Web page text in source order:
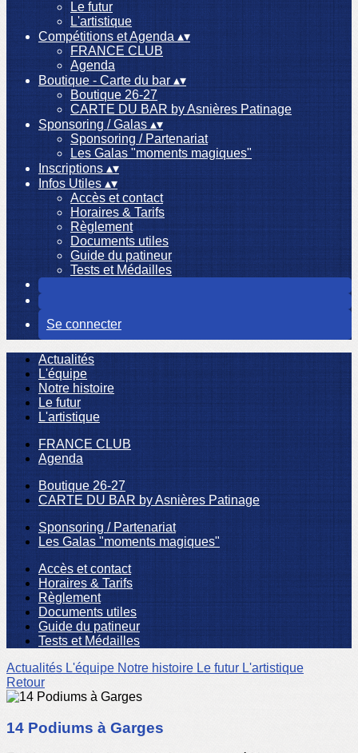
Le futur
L'artistique
Compétitions et Agenda ▴▾
FRANCE CLUB
Agenda
Boutique - Carte du bar ▴▾
Boutique 26-27
CARTE DU BAR by Asnières Patinage
Sponsoring / Galas ▴▾
Sponsoring / Partenariat
Les Galas "moments magiques"
Inscriptions ▴▾
Infos Utiles ▴▾
Accès et contact
Horaires & Tarifs
Règlement
Documents utiles
Guide du patineur
Tests et Médailles
Se connecter
Actualités
L'équipe
Notre histoire
Le futur
L'artistique
FRANCE CLUB
Agenda
Boutique 26-27
CARTE DU BAR by Asnières Patinage
Sponsoring / Partenariat
Les Galas "moments magiques"
Accès et contact
Horaires & Tarifs
Règlement
Documents utiles
Guide du patineur
Tests et Médailles
Actualités L'équipe Notre histoire Le futur L'artistique
Retour
14 Podiums à Garges